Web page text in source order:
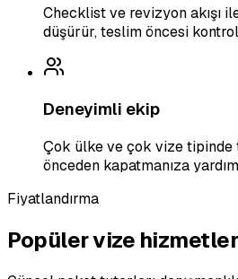
Checklist ve revizyon akışı
düşürür, teslim öncesi
Deneyimli ekip
Çok ülke ve çok vize tipinde
önceden kapatmanıza
Fiyatlandırma
Popüler vize